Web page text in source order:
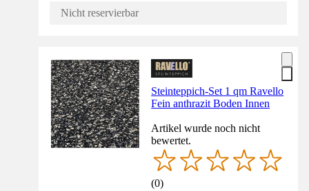
Nicht reservierbar
Steinteppich-Set 1 qm Ravello
Fein anthrazit Boden Innen
Artikel wurde noch nicht
bewertet.
(0)